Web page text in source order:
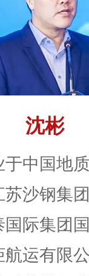
沈彬
中国地
沙钢集
际集团
运有限